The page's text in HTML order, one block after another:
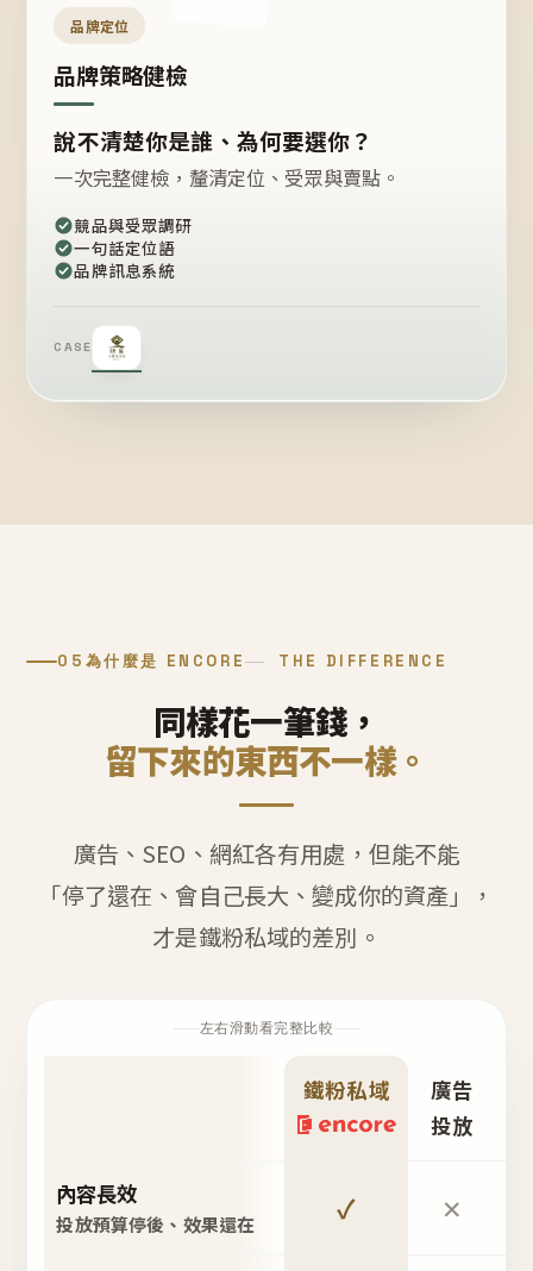
品牌定位
品牌策略健檢
說不清楚你是誰、為何要選你？
一次完整健檢，釐清定位、受眾與賣點。
競品與受眾調研
一句話定位語
品牌訊息系統
CASE
05 為什麼是 ENCORE THE DIFFERENCE
同樣花一筆錢，
留下來的東西不一樣。
廣告、SEO、網紅各有用處，但能不能
「停了還在、會自己長大、變成你的資產」，
才是鐵粉私域的差別。
左右滑動看完整比較
鐵粉私域
廣告
投放
內容長效
投放預算停後、效果還在 ✓ ✕